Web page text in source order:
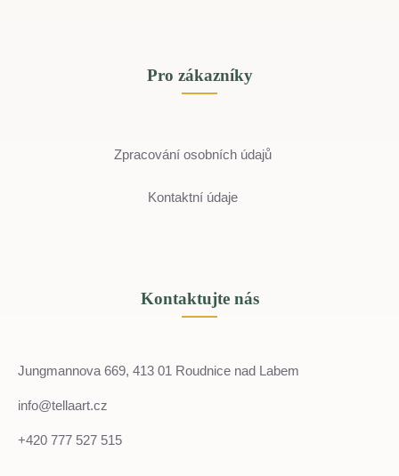
Pro zákazníky
Zpracování osobních údajů
Kontaktní údaje
Kontaktujte nás
Jungmannova 669, 413 01 Roudnice nad Labem
info@tellaart.cz
+420 777 527 515